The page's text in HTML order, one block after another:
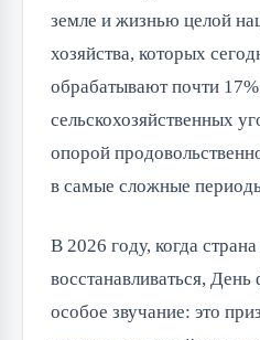
земле и жизнью целой
хозяйства, которых
обрабатывают почти 17%
сельскохозяйственных
опорой
в самые сложные
В 2026 году, когда
восстанавливаться,
особое звучание: это